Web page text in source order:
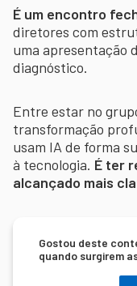
É um encontro
diretores com
uma apresentação
diagnóstico.
Entre estar no
transformação
usam IA de forma
à tecnologia. É ter
alcançado mais
Gostou deste
quando surgirem